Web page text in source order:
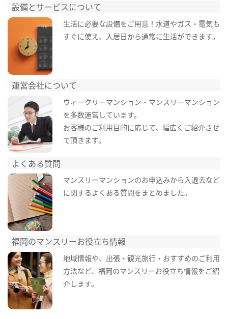
設備とサービスについて
生活に必要な設備をご用意！水道やガス・電気も
すぐに使え、入居日から通常に生活ができます。
運営会社について
ウィークリーマンション・マンスリーマンション
を多数運営しています。
お客様のご利用目的に応じて、幅広くご紹介させ
て頂きます。
よくある質問
マンスリーマンションのお申込みから入退去など
に関するよくある質問をまとめました。
福岡のマンスリーお役立ち情報
地域情報や、出張・観光旅行・おすすめのご利用
方法など、福岡のマンスリーお役立ち情報をご紹
介します。